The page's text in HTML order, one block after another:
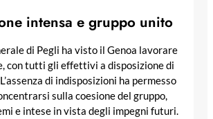
intensa e gruppo unito
di Pegli ha visto il Genoa lavorare
con tutti gli effettivi a disposizione di
di indisposizioni ha permesso
sulla coesione del gruppo,
e intese in vista degli impegni futuri.